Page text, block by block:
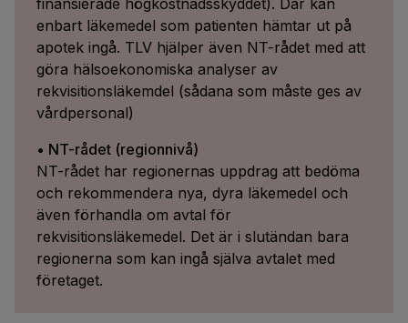
finansierade högkostnadsskyddet). Där kan
enbart läkemedel som patienten hämtar ut på
apotek ingå. TLV hjälper även NT-rådet med att
göra hälsoekonomiska analyser av
rekvisitionsläkemdel (sådana som måste ges av
vårdpersonal)
• NT-rådet (regionnivå)
NT-rådet har regionernas uppdrag att bedöma
och rekommendera nya, dyra läkemedel och
även förhandla om avtal för
rekvisitionsläkemedel. Det är i slutändan bara
regionerna som kan ingå själva avtalet med
företaget.